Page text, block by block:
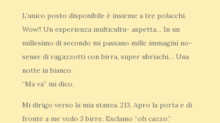
L’unico posto disponibile è insieme a tre polacchi.
Wow!! Un esperienza multicultu- aspetta… In un
millesimo di secondo mi passano mille immagini no-
sense di ragazzotti con birra, super ubriachi… Una
notte in bianco.
“Ma va” mi dico.
Mi dirigo verso la mia stanza. 213. Apro la porta e di
fronte a me vedo 3 birre. Esclamo “oh cazzo.”